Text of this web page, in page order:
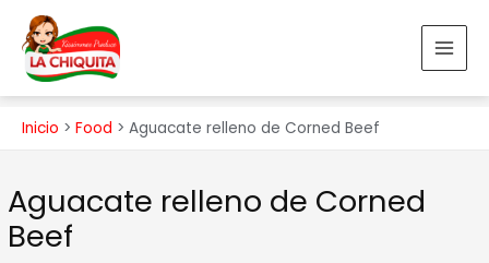
contenido
Inicio Food Aguacate relleno de Corned Beef
Aguacate relleno de Corned
Beef
de
entradas